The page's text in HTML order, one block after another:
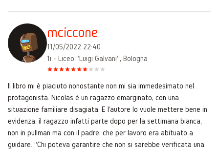
mciccone
11/05/2022 22:40
1i - Liceo "Luigi Galvani", Bologna
Il libro mi è piaciuto nonostante non mi sia immedesimato nel
protagonista. Nicolas è un ragazzo emarginato, con una
situazione familiare disagiata. E l'autore lo vuole mettere bene in
evidenza: il ragazzo infatti parte dopo per la settimana bianca,
non in pullman ma con il padre, che per lavoro era abituato a
guidare. “Chi poteva garantire che non si sarebbe verificata una